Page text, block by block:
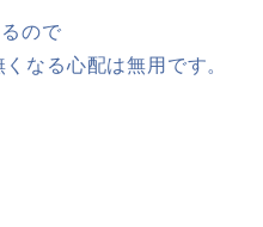
ので
なる心配は無用です。